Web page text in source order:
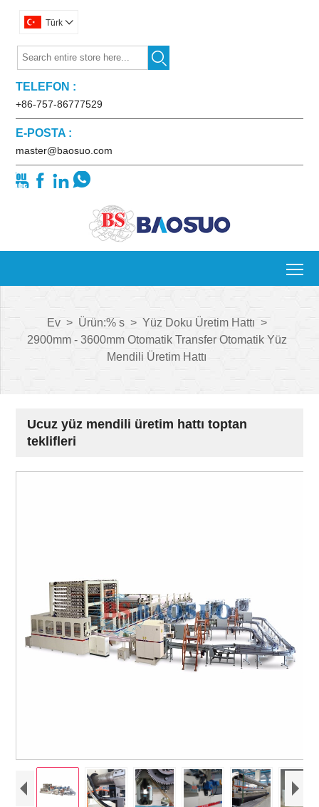
Türk 

TELEFON :
+86-757-86777529
E-POSTA :
master@baosuo.com
   
Ev > Ürün:% s > Yüz Doku Üretim Hattı >
2900mm - 3600mm Otomatik Transfer Otomatik Yüz
Mendili Üretim Hattı
Ucuz yüz mendili üretim hattı toptan
teklifleri